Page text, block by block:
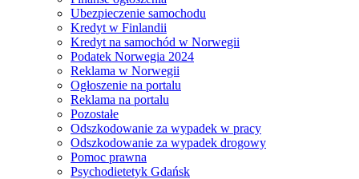
Ubezpieczenie samochodu
Kredyt w Finlandii
Kredyt na samochód w Norwegii
Podatek Norwegia 2024
Reklama w Norwegii
Ogłoszenie na portalu
Reklama na portalu
Pozostałe
Odszkodowanie za wypadek w pracy
Odszkodowanie za wypadek drogowy
Pomoc prawna
Psychodietetyk Gdańsk